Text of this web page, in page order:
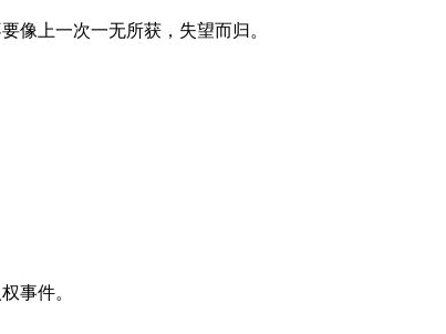
像上一次一无所获，失望而归。
事件。